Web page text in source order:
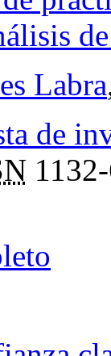
Labra
de